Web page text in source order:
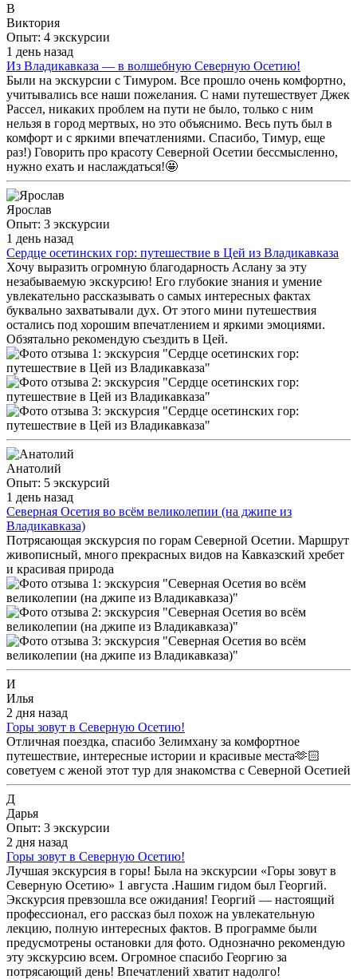
В
Виктория
Опыт: 4 экскурсии
1 день назад
Из Владикавказа — в волшебную Северную Осетию!
Были на экскурсии с Тимуром. Все прошло очень комфортно,
учитывались все наши пожелания. С нами путешествует Джек
Рассел, никаких проблем на пути не было, только с ним
нельзя в город мертвых, но это объяснимо. Весь путь был в
комфорт и с яркими впечатлениями. Спасибо, Тимур, еще
раз!) Говорить про красоту Северной Осетии бессмысленно,
нужно ехать и наслаждаться!🤩
Ярослав
Опыт: 3 экскурсии
1 день назад
Сердце осетинских гор: путешествие в Цей из Владикавказа
Хочу выразить огромную благодарность Аслану за эту
незабываемую экскурсию! Его глубокие знания и умение
увлекательно рассказывать о самых интересных фактах
буквально захватывали дух. От этого мини путешествия
остались под хорошим впечатлением и яркими эмоциями.
Обзятально рекомендую съездить в Цей.
Анатолий
Опыт: 5 экскурсий
1 день назад
Северная Осетия во всём великолепии (на джипе из
Владикавказа)
Потрясающая экскурсия по горам Северной Осетии. Маршрут
живописный, много прекрасных видов на Кавказский хребет
и красивая природа
И
Илья
2 дня назад
Горы зовут в Северную Осетию!
Отличная поездка, спасибо Зелимхану за комфортное
путешествие, интересные истории и красивые места🫶🏻
советуем с женой этот тур для знакомства с Северной Осетией
Д
Дарья
Опыт: 3 экскурсии
2 дня назад
Горы зовут в Северную Осетию!
Лучшая экскурсия в горы! Была на экскурсии «Горы зовут в
Северную Осетию» 1 августа .Нашим гидом был Георгий.
Экскурсия превзошла все ожидания! Георгий — настоящий
профессионал, его рассказ был похож на увлекательную
лекцию, полную интересных фактов. В программе были
предусмотрены остановки для фото. Однозначно рекомендую
эту экскурсию всем. Огромное спасибо Георгию за
потрясающий день! Впечатлений хватит надолго!